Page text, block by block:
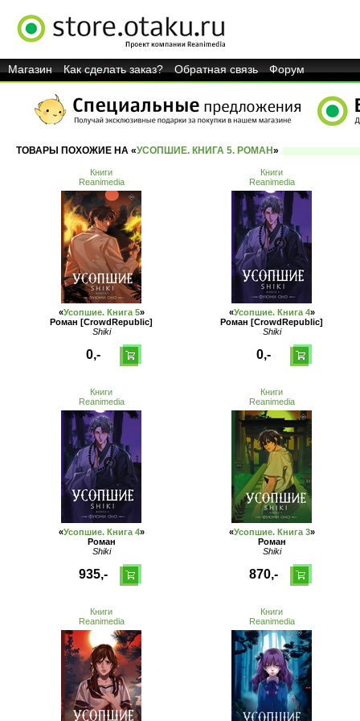
Магазин Как сделать заказ? Обратная связь Форум
ТОВАРЫ ПОХОЖИЕ НА «УСОПШИЕ. КНИГА 5. РОМАН »
Книги
Reanimedia
«Усопшие. Книга 5»
Роман [CrowdRepublic]
Shiki
0,-
Книги
Reanimedia
«Усопшие. Книга 4»
Роман [CrowdRepublic]
Shiki
0,-
Книги
Reanimedia
«Усопшие. Книга 4»
Роман
Shiki
935,-
Книги
Reanimedia
«Усопшие. Книга 3»
Роман
Shiki
870,-
Книги
Reanimedia
Книги
Reanimedia